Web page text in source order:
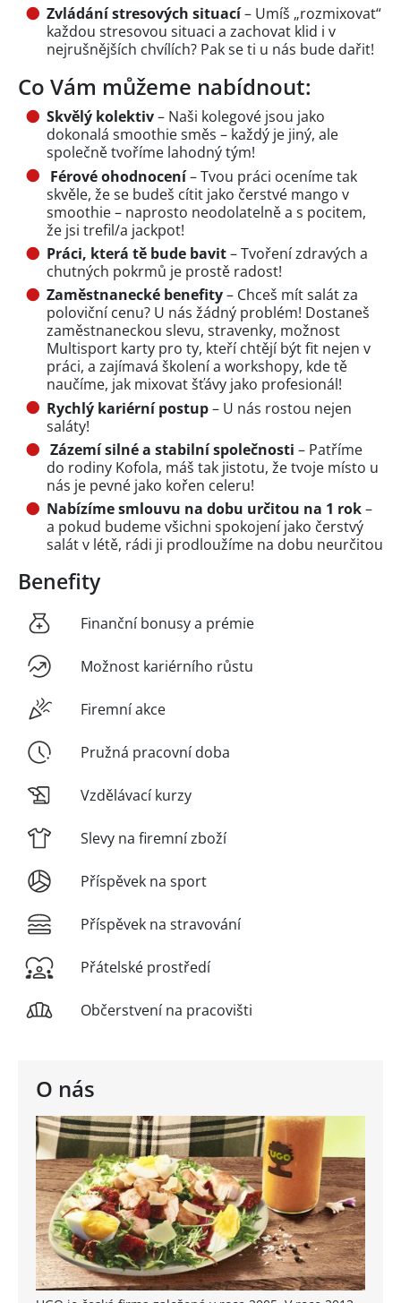
O nás
Zvládání stresových situací– Umíš „rozmixovat“
každou stresovou situaci a zachovat klid i v
nejrušnějších chvílích? Pak se ti u nás bude dařit!
Co Vám můžeme nabídnout:
Skvělý kolektiv– Naši kolegové jsou jako
dokonalá smoothie směs – každý je jiný, ale
společně tvoříme lahodný tým!
Férové ohodnocení– Tvou práci oceníme tak
skvěle, že se budeš cítit jako čerstvé mango v
smoothie – naprosto neodolatelně a s pocitem,
že jsi trefil/a jackpot!
Práci, která tě bude bavit– Tvoření zdravých a
chutných pokrmů je prostě radost!
Zaměstnanecké benefity– Chceš mít salát za
poloviční cenu? U nás žádný problém! Dostaneš
zaměstnaneckou slevu, stravenky, možnost
Multisport karty pro ty, kteří chtějí být fit nejen v
práci, a zajímavá školení a workshopy, kde tě
naučíme, jak mixovat šťávy jako profesionál!
Rychlý kariérní postup– U nás rostou nejen
saláty!
Zázemí silné a stabilní společnosti – Patříme
do rodiny Kofola, máš tak jistotu, že tvoje místo u
nás je pevné jako kořen celeru!
Nabízíme smlouvu na dobu určitou na 1 rok–
a pokud budeme všichni spokojení jako čerstvý
salát v létě, rádi ji prodloužíme na dobu neurčitou
Benefity
Finanční bonusy a prémie
Možnost kariérního růstu
Firemní akce
Pružná pracovní doba
Vzdělávací kurzy
Slevy na firemní zboží
Příspěvek na sport
Příspěvek na stravování
Přátelské prostředí
Občerstvení na pracovišti